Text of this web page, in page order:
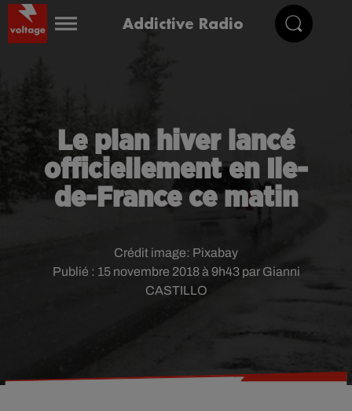
Addictive Radio
Le plan hiver lancé
officiellement en Ile-
de-France ce matin
Publié : 15 novembre 2018 à 9h43 par Gianni
CASTILLO
Crédit image: Pixabay